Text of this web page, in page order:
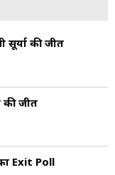
सूर्या की जीत
की जीत
Exit Poll